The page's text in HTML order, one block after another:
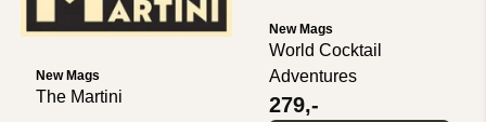
New Mags
The Martini
New Mags
World Cocktail
Adventures
279,-